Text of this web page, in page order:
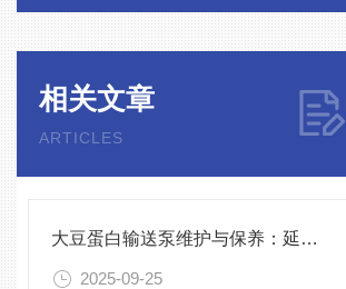
相关文章
ARTICLES
大豆蛋白输送泵维护与保养：延长设备寿命
2025-09-25